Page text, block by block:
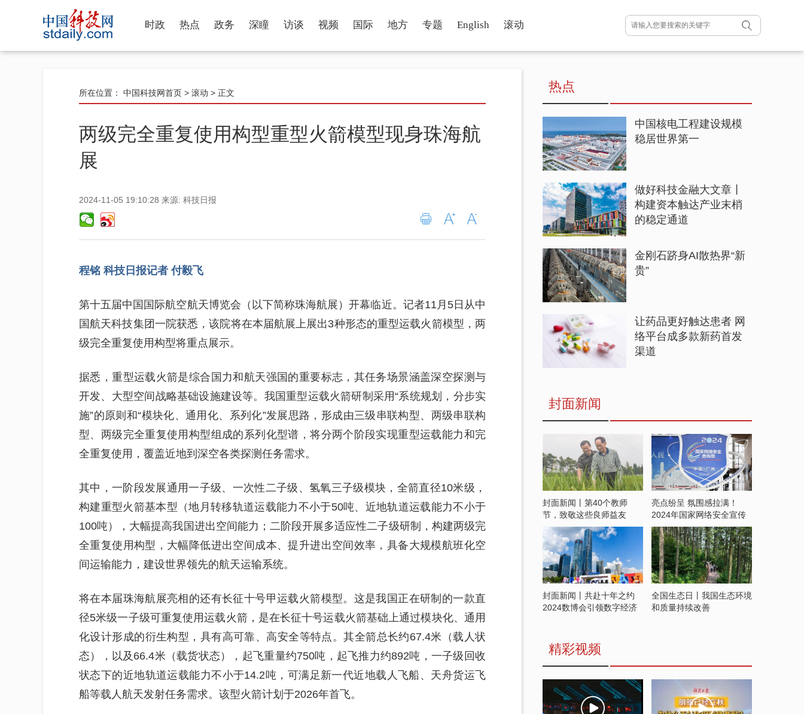
时政 热点 政务 深瞳 访谈 视频 国际 地方 专题 English 滚动
所在位置： 中国科技网首页 > 滚动 > 正文
两级完全重复使用构型重型火箭模型现身珠海航
展
2024-11-05 19:10:28 来源: 科技日报
程铭 科技日报记者 付毅飞
第十五届中国国际航空航天博览会（以下简称珠海航展）开幕临近。记者11月5日从中
国航天科技集团一院获悉，该院将在本届航展上展出3种形态的重型运载火箭模型，两
级完全重复使用构型将重点展示。
据悉，重型运载火箭是综合国力和航天强国的重要标志，其任务场景涵盖深空探测与
开发、大型空间战略基础设施建设等。我国重型运载火箭研制采用“系统规划，分步实
施”的原则和“模块化、通用化、系列化”发展思路，形成由三级串联构型、两级串联构
型、两级完全重复使用构型组成的系列化型谱，将分两个阶段实现重型运载能力和完
全重复使用，覆盖近地到深空各类探测任务需求。
其中，一阶段发展通用一子级、一次性二子级、氢氧三子级模块，全箭直径10米级，
构建重型火箭基本型（地月转移轨道运载能力不小于50吨、近地轨道运载能力不小于
100吨），大幅提高我国进出空间能力；二阶段开展多适应性二子级研制，构建两级完
全重复使用构型，大幅降低进出空间成本、提升进出空间效率，具备大规模航班化空
间运输能力，建设世界领先的航天运输系统。
将在本届珠海航展亮相的还有长征十号甲运载火箭模型。这是我国正在研制的一款直
径5米级一子级可重复使用运载火箭，是在长征十号运载火箭基础上通过模块化、通用
化设计形成的衍生构型，具有高可靠、高安全等特点。其全箭总长约67.4米（载人状
态），以及66.4米（载货状态），起飞重量约750吨，起飞推力约892吨，一子级回收
状态下的近地轨道运载能力不小于14.2吨，可满足新一代近地载人飞船、天舟货运飞
船等载人航天发射任务需求。该型火箭计划于2026年首飞。
热点
中国核电工程建设规模
稳居世界第一
做好科技金融大文章丨
构建资本触达产业末梢
的稳定通道
金刚石跻身AI散热界“新
贵”
让药品更好触达患者 网
络平台成多款新药首发
渠道
封面新闻
封面新闻丨第40个教师
节，致敬这些良师益友
亮点纷呈 氛围感拉满！
2024年国家网络安全宣传
周开启
封面新闻丨共赴十年之约
2024数博会引领数字经济
全国生态日丨我国生态环境
和质量持续改善
精彩视频